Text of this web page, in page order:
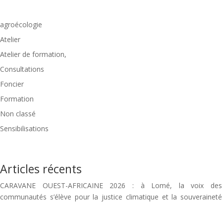
agroécologie
Atelier
Atelier de formation,
Consultations
Foncier
Formation
Non classé
Sensibilisations
Articles récents
CARAVANE OUEST-AFRICAINE 2026 : à Lomé, la voix des
communautés s’élève pour la justice climatique et la souveraineté